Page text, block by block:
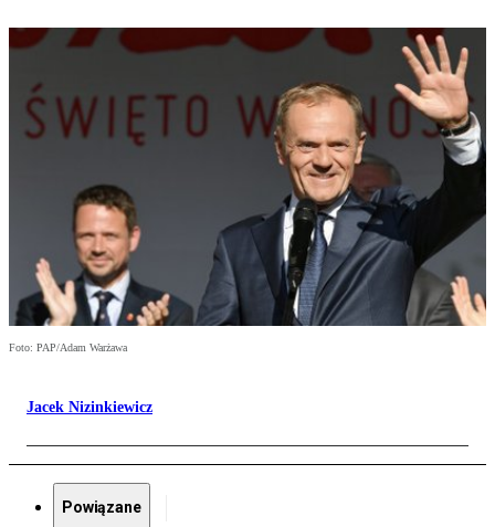
Foto: PAP/Adam Warżawa
Jacek Nizinkiewicz
Powiązane